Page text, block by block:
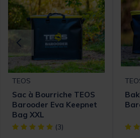
TEOS
Sac à Bourriche TEOS
Barooder Eva Keepnet
Bag XXL
[object Object] out of 5 Customer
(3)